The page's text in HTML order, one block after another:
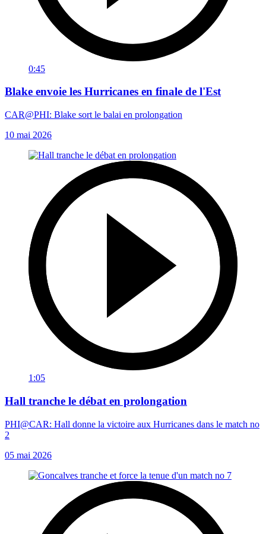
0:45
Blake envoie les Hurricanes en finale de l'Est
CAR@PHI: Blake sort le balai en prolongation
10 mai 2026
1:05
Hall tranche le débat en prolongation
PHI@CAR: Hall donne la victoire aux Hurricanes dans le match no
2
05 mai 2026